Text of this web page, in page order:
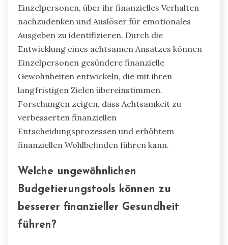
Einzelpersonen, über ihr finanzielles Verhalten
nachzudenken und Auslöser für emotionales
Ausgeben zu identifizieren. Durch die
Entwicklung eines achtsamen Ansatzes können
Einzelpersonen gesündere finanzielle
Gewohnheiten entwickeln, die mit ihren
langfristigen Zielen übereinstimmen.
Forschungen zeigen, dass Achtsamkeit zu
verbesserten finanziellen
Entscheidungsprozessen und erhöhtem
finanziellen Wohlbefinden führen kann.
Welche ungewöhnlichen
Budgetierungstools können zu
besserer finanzieller Gesundheit
führen?